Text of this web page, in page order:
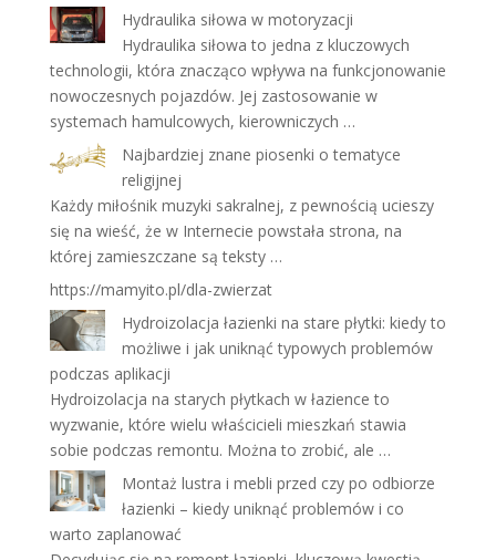
Hydraulika siłowa w motoryzacji
Hydraulika siłowa to jedna z kluczowych
technologii, która znacząco wpływa na funkcjonowanie
nowoczesnych pojazdów. Jej zastosowanie w
systemach hamulcowych, kierowniczych …
Najbardziej znane piosenki o tematyce
religijnej
Każdy miłośnik muzyki sakralnej, z pewnością ucieszy
się na wieść, że w Internecie powstała strona, na
której zamieszczane są teksty …
https://mamyito.pl/dla-zwierzat
Hydroizolacja łazienki na stare płytki: kiedy to
możliwe i jak uniknąć typowych problemów
podczas aplikacji
Hydroizolacja na starych płytkach w łazience to
wyzwanie, które wielu właścicieli mieszkań stawia
sobie podczas remontu. Można to zrobić, ale …
Montaż lustra i mebli przed czy po odbiorze
łazienki – kiedy uniknąć problemów i co
warto zaplanować